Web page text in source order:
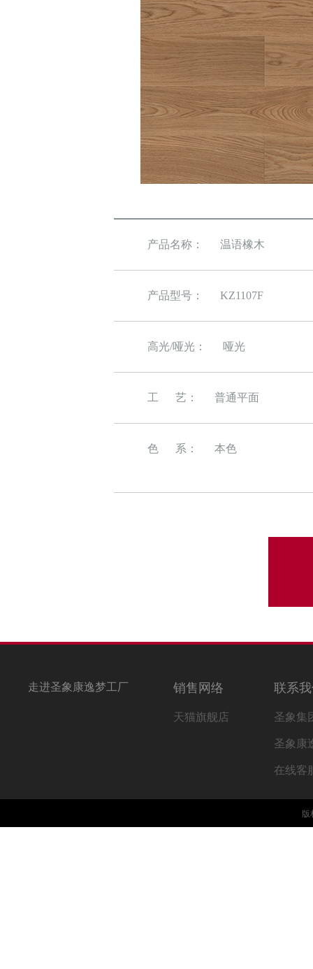
产品名称： 温语橡木
产品型号： KZ1107F
高光/哑光： 哑光
工 艺： 普通平面
色 系： 本色
走进圣象康逸梦工厂 销售网络
天猫旗舰店
联系
圣象集
圣象康
在线客
版